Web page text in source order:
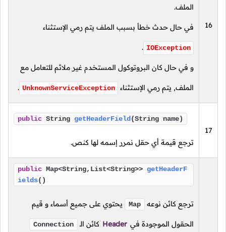
16
الملف.
في حال حدث خطأ بسبب الملف يتم رمي الإستثناء
IOException
.
و في حال كان البروتوكول المستخدم غير ملائم للتعامل مع
الملف, يتم رمي الإستثناء UnknownServiceException
.
17
public String getHeaderField (String name)
ترجع قيمة أي حقل نمرر إسمه لها كنص.
public Map<String,List<String>> getHeaderF
ields()
ترجع كائن نوعه Map يحتوي على جميع أسماء و قيم
الحقول الموجودة في Header كائن الـ Connection